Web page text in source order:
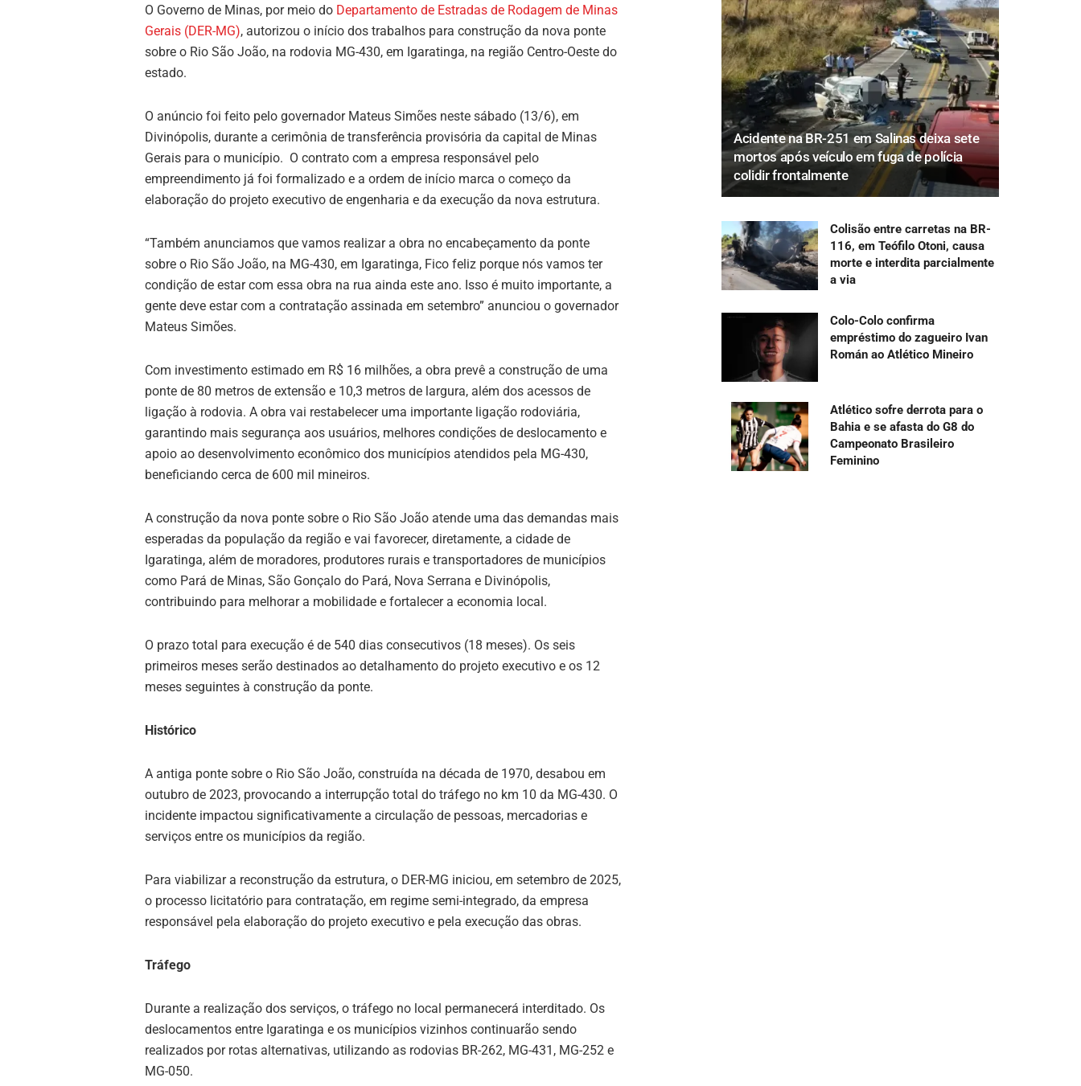
O Governo de Minas, por meio do Departamento de Estradas de Rodagem de Minas
Gerais (DER-MG), autorizou o início dos trabalhos para construção da nova ponte
sobre o Rio São João, na rodovia MG-430, em Igaratinga, na região Centro-Oeste do
estado.
O anúncio foi feito pelo governador Mateus Simões neste sábado (13/6), em
Divinópolis, durante a cerimônia de transferência provisória da capital de Minas
Gerais para o município. O contrato com a empresa responsável pelo
empreendimento já foi formalizado e a ordem de início marca o começo da
elaboração do projeto executivo de engenharia e da execução da nova estrutura.
“Também anunciamos que vamos realizar a obra no encabeçamento da ponte
sobre o Rio São João, na MG-430, em Igaratinga, Fico feliz porque nós vamos ter
condição de estar com essa obra na rua ainda este ano. Isso é muito importante, a
gente deve estar com a contratação assinada em setembro” anunciou o governador
Mateus Simões.
Com investimento estimado em R$ 16 milhões, a obra prevê a construção de uma
ponte de 80 metros de extensão e 10,3 metros de largura, além dos acessos de
ligação à rodovia. A obra vai restabelecer uma importante ligação rodoviária,
garantindo mais segurança aos usuários, melhores condições de deslocamento e
apoio ao desenvolvimento econômico dos municípios atendidos pela MG-430,
beneficiando cerca de 600 mil mineiros.
A construção da nova ponte sobre o Rio São João atende uma das demandas mais
esperadas da população da região e vai favorecer, diretamente, a cidade de
Igaratinga, além de moradores, produtores rurais e transportadores de municípios
como Pará de Minas, São Gonçalo do Pará, Nova Serrana e Divinópolis,
contribuindo para melhorar a mobilidade e fortalecer a economia local.
O prazo total para execução é de 540 dias consecutivos (18 meses). Os seis
primeiros meses serão destinados ao detalhamento do projeto executivo e os 12
meses seguintes à construção da ponte.
Histórico
A antiga ponte sobre o Rio São João, construída na década de 1970, desabou em
outubro de 2023, provocando a interrupção total do tráfego no km 10 da MG-430. O
incidente impactou significativamente a circulação de pessoas, mercadorias e
serviços entre os municípios da região.
Para viabilizar a reconstrução da estrutura, o DER-MG iniciou, em setembro de 2025,
o processo licitatório para contratação, em regime semi-integrado, da empresa
responsável pela elaboração do projeto executivo e pela execução das obras.
Tráfego
Durante a realização dos serviços, o tráfego no local permanecerá interditado. Os
deslocamentos entre Igaratinga e os municípios vizinhos continuarão sendo
realizados por rotas alternativas, utilizando as rodovias BR-262, MG-431, MG-252 e
MG-050.
Acidente na BR-251 em Salinas deixa sete
mortos após veículo em fuga de polícia
colidir frontalmente
Colisão entre carretas na BR-
116, em Teófilo Otoni, causa
morte e interdita parcialmente
a via
Colo-Colo confirma
empréstimo do zagueiro Ivan
Román ao Atlético Mineiro
Atlético sofre derrota para o
Bahia e se afasta do G8 do
Campeonato Brasileiro
Feminino